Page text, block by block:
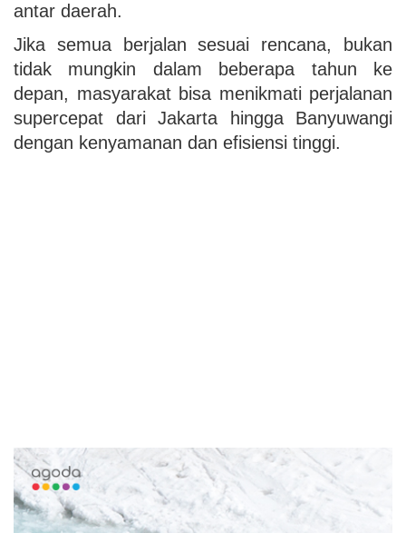
antar daerah.
Jika semua berjalan sesuai rencana, bukan
tidak mungkin dalam beberapa tahun ke
depan, masyarakat bisa menikmati perjalanan
supercepat dari Jakarta hingga Banyuwangi
dengan kenyamanan dan efisiensi tinggi.